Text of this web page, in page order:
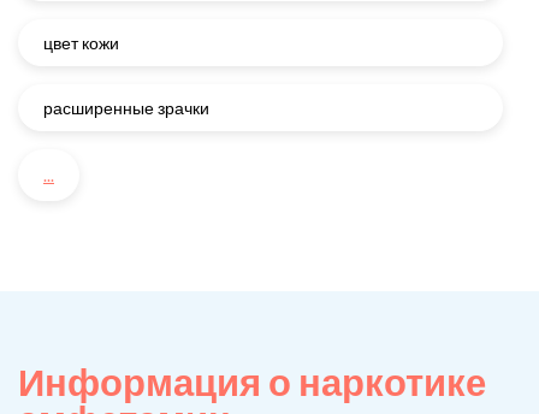
цвет кожи
расширенные зрачки
...
Информация о наркотике